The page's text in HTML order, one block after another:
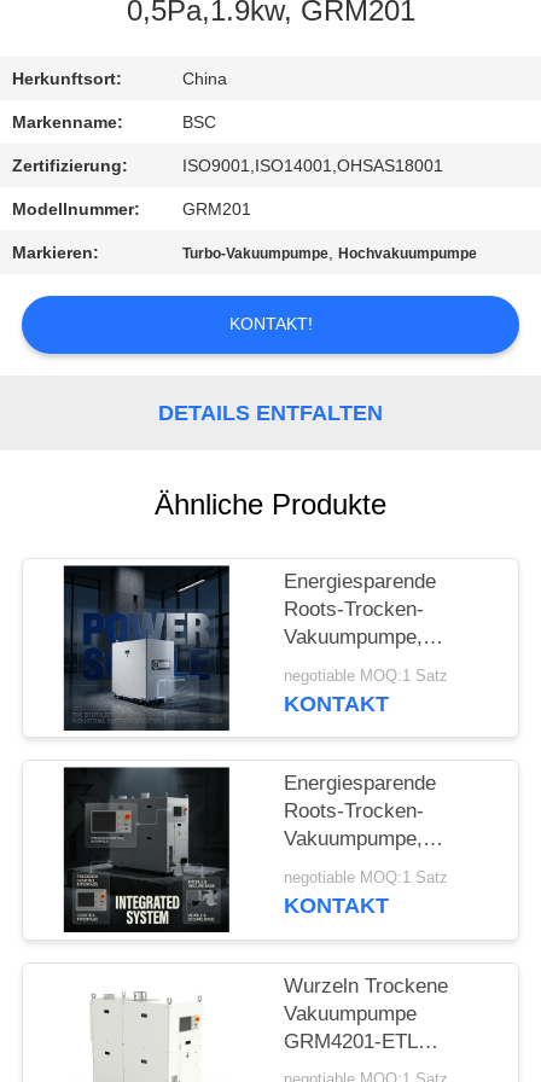
MIT
UNS
BITTE UM
EIN
BAOSI
COMPRESSOR
DATENSCHUTZRICHTLINIE
0,5Pa,1.9kw, GRM201
Herkunftsort: China
Markenname: BSC
Zertifizierung: ISO9001,ISO14001,OHSAS18001
Modellnummer: GRM201
Markieren: Turbo-Vakuumpumpe,Hochvakuumpumpe
KONTAKT!
DETAILS ENTFALTEN
Ähnliche Produkte
Energiesparende
Roots-Trocken-
Vakuumpumpe,
4200m³/h, GRM4201-
ETL für die Industrie
negotiable MOQ:1 Satz
KONTAKT
Energiesparende
Roots-Trocken-
Vakuumpumpe,
4200m³/h, GRM4201-
ETL für die Industrie
negotiable MOQ:1 Satz
KONTAKT
Wurzeln Trockene
Vakuumpumpe
GRM4201-ETL
4200m3/h ≤0,5Pa